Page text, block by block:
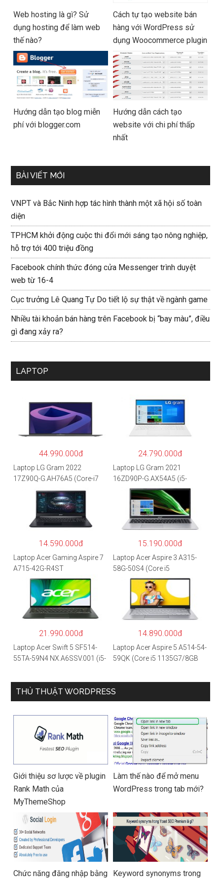
Web hosting là gì? Sử
dụng hosting để làm web
thế nào?
Cách tự tạo website bán
hàng với WordPress sử
dụng Woocommerce plugin
Hướng dẫn tạo blog miễn
phí với blogger.com
Hướng dẫn cách tạo
website với chi phí thấp
nhất
BÀI VIẾT MỚI
VNPT và Bắc Ninh hợp tác hình thành một xã hội số toàn
diện
TPHCM khởi động cuộc thi đổi mới sáng tạo nông nghiệp,
hỗ trợ tới 400 triệu đồng
Facebook chính thức đóng cửa Messenger trình duyệt
web từ 16-4
Cục trưởng Lê Quang Tự Do tiết lộ sự thật về ngành game
Nhiều tài khoản bán hàng trên Facebook bị “bay màu”, điều
gì đang xảy ra?
LAPTOP
44.990.000đ
Laptop LG Gram 2022
17Z90Q-G.AH76A5 (Core-i7
1260P/16GB/512GB/17″
WQXGA/Win 11/Xám)
24.790.000đ
Laptop LG Gram 2021
16ZD90P-G.AX54A5 (i5-
1135G7/8GB RAM/512GB
SSD/16″WQXGA/Dos/Trắng)
14.590.000đ
Laptop Acer Gaming Aspire 7
A715-42G-R4ST
NH.QAYSV.004 (R5
5500U/8GB RAM/256GB
SSD/15.6″FHD IPS/GTX1650
4GB/Win10) – Hàng chính
15.190.000đ
Laptop Acer Aspire 3 A315-
58G-50S4 (Core i5
1135G7/8GB
RAM/512GB/15.6″FHD/MX35
0 2GB/Win 10/Bạc)
21.990.000đ
Laptop Acer Swift 5 SF514-
55TA-59N4 NX.A6SSV.001 (i5-
anh) – Hàng chính hãng
14.890.000đ
Laptop Acer Aspire 5 A514-54-
59QK (Core i5 1135G7/8GB
THỦ THUẬT WORDPRESS
Giới thiệu sơ lược về plugin
Rank Math của
MyThemeShop
Làm thế nào để mở menu
WordPress trong tab mới?
Chức năng đăng nhập bằng
Keyword synonyms trong